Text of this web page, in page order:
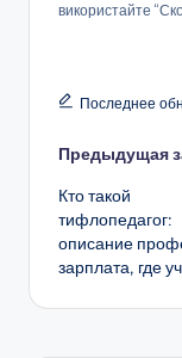
використайте
Последнее
записи
Предыдущая
Кто такой
тифлопедагог:
описание
зарплата, где